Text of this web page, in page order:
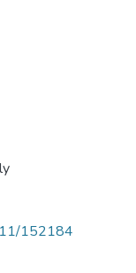
152184